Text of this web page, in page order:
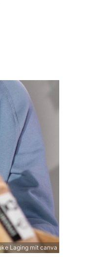
Laging mit canva